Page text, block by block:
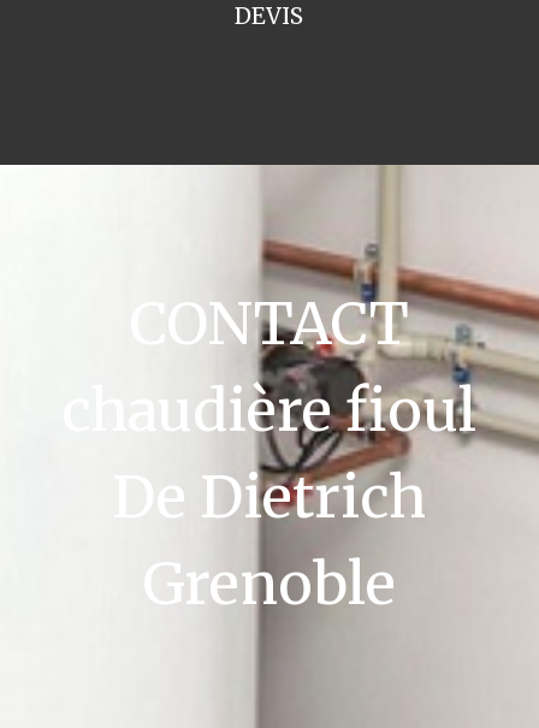
DEVIS
CONTACT
chaudière fioul
De Dietrich
Grenoble